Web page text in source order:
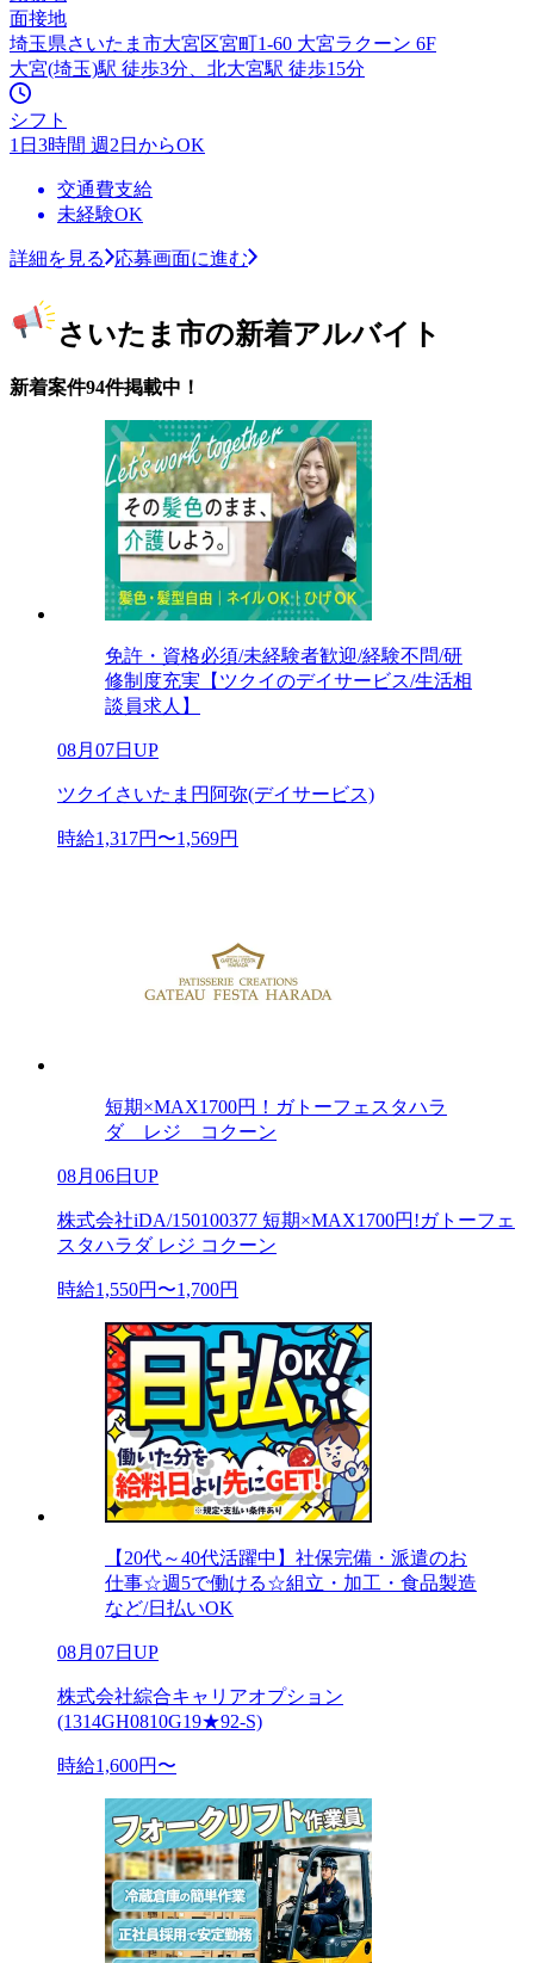
面接地
埼玉県さいたま市大宮区宮町1-60 大宮ラクーン 6F
大宮(埼玉)駅 徒歩3分、北大宮駅 徒歩15分
シフト
1日3時間 週2日からOK
交通費支給
未経験OK
詳細を見る 応募画面に進む
さいたま市の新着アルバイト
新着案件94件掲載中！
免許・資格必須/未経験者歓迎/経験不問/研
修制度充実【ツクイのデイサービス/生活相
談員求人】
08月07日UP
ツクイさいたま円阿弥(デイサービス)
時給1,317円〜1,569円
短期×MAX1700円！ガトーフェスタハラ
ダ レジ コクーン
08月06日UP
株式会社iDA/150100377 短期×MAX1700円!ガトーフェ
スタハラダ レジ コクーン
時給1,550円〜1,700円
【20代～40代活躍中】社保完備・派遣のお
仕事☆週5で働ける☆組立・加工・食品製造
など/日払いOK
08月07日UP
株式会社綜合キャリアオプション
(1314GH0810G19★92-S)
時給1,600円〜